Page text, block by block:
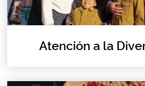
Atención a la